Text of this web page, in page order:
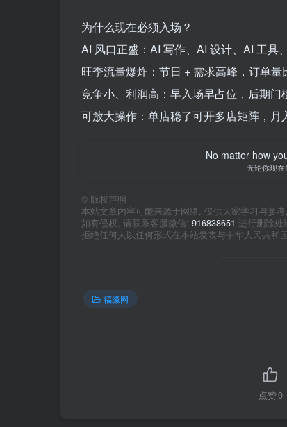
为什么现在必须入场？
AI 风口正盛：AI 写作、AI 设计、AI 工具
旺季流量爆炸：节日 + 需求高峰，订单
竞争小、利润高：早入场早占位，后期门
可放大操作：单店稳了可开多店矩阵，月
No matter how
无论你现
© 版权声明
本站文章内容可能来源于网络, 仅供大家学习与参考,
如有侵权, 请联系客服微信: 916838651 进行删除处
拒绝任何人以任何形式在本站发表与中华人民共和
福缘网
点赞0